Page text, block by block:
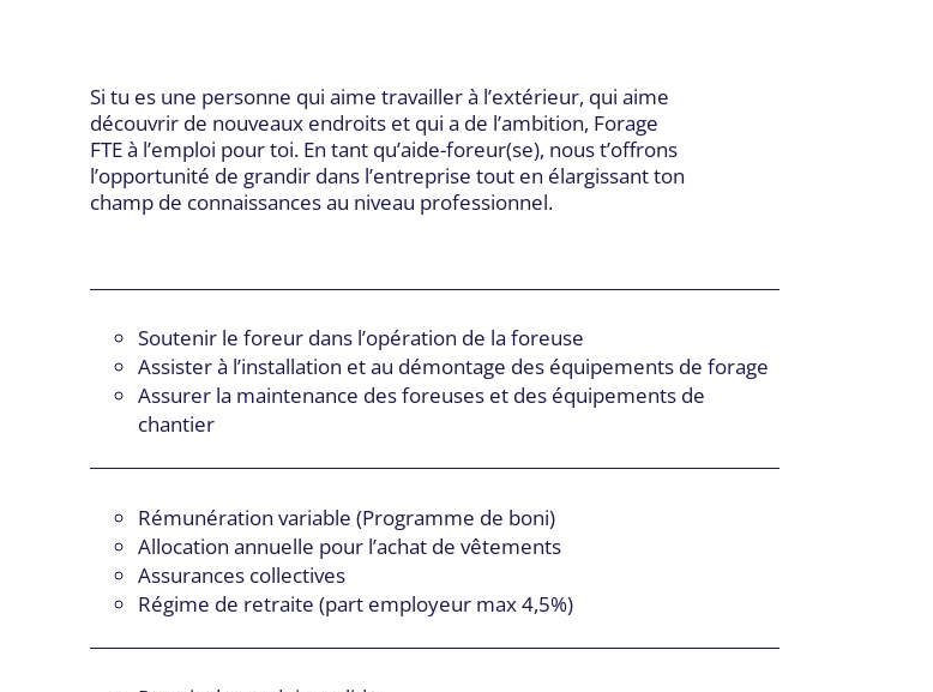
Si tu es une personne qui aime travailler à l’extérieur, qui aime
découvrir de nouveaux endroits et qui a de l’ambition, Forage
FTE à l’emploi pour toi. En tant qu’aide-foreur(se), nous t’offrons
l’opportunité de grandir dans l’entreprise tout en élargissant ton
champ de connaissances au niveau professionnel.
Soutenir le foreur dans l’opération de la foreuse
Assister à l’installation et au démontage des équipements de forage
Assurer la maintenance des foreuses et des équipements de
chantier
Rémunération variable (Programme de boni)
Allocation annuelle pour l’achat de vêtements
Assurances collectives
Régime de retraite (part employeur max 4,5%)
Ressources
819-564-0531 / 800-565-0531
F:819-566-5552